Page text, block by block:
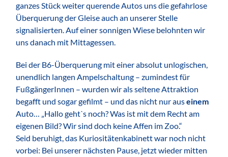
ganzes Stück weiter querende Autos uns die gefahrlose
Überquerung der Gleise auch an unserer Stelle
signalisierten. Auf einer sonnigen Wiese belohnten wir
uns danach mit Mittagessen.
Bei der B6-Überquerung mit einer absolut unlogischen,
unendlich langen Ampelschaltung – zumindest für
FußgängerInnen – wurden wir als seltene Attraktion
begafft und sogar gefilmt – und das nicht nur auseinem
Auto… „Hallo gehtˋs noch? Was ist mit dem Recht am
eigenen Bild? Wir sind doch keine Affen im Zoo.“
Seid beruhigt, das Kuriositätenkabinett war noch nicht
vorbei: Bei unserer nächsten Pause, jetzt wieder mitten